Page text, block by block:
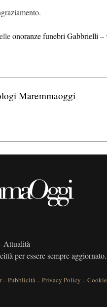
onoranze funebri Gabbrielli –
Maremmaoggi
Attualità
per essere sempre aggiornato.
–Pubblicità–Privacy Policy –